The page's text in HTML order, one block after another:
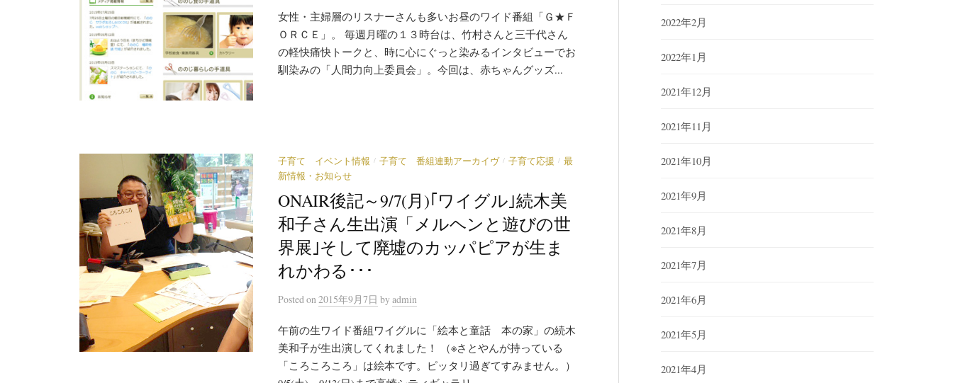
女性・主婦層のリスナーさんも多いお昼のワイド番組「Ｇ★Ｆ
ＯＲＣＥ」。 毎週月曜の１３時台は、竹村さんと三千代さん
の軽快痛快トークと、時に心にぐっと染みるインタビューでお
馴染みの「人間力向上委員会」。今回は、赤ちゃんグッズ...
子育て イベント情報 / 子育て 番組連動アーカイヴ / 子育て応援 / 最
新情報・お知らせ
ONAIR後記～9/7(月)｢ワイグル｣続木美
和子さん生出演「メルヘンと遊びの世
界展｣そして廃墟のカッパピアが生ま
れかわる･･･
Posted on 2015年9月7日 by admin
午前の生ワイド番組ワイグルに「絵本と童話 本の家」の続木
美和子が生出演してくれました！ （※さとやんが持っている
「ころころころ」は絵本です。ピッタリ過ぎてすみません。）
2022年2月
2022年1月
2021年12月
2021年11月
2021年10月
2021年9月
2021年8月
2021年7月
2021年6月
2021年5月
2021年4月